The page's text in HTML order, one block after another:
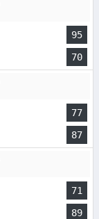
95
70
77
87
71
89